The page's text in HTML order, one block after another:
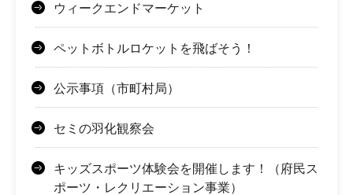
ウィークエンドマーケット
ペットボトルロケットを飛ばそう！
公示事項（市町村局）
セミの羽化観察会
キッズスポーツ体験会を開催します！（府民ス
ポーツ・レクリエーション事業）